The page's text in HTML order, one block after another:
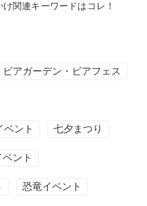
関連キーワードはコレ！
ビアガーデン・ビアフェス
ント 七夕まつり
ント
恐竜イベント